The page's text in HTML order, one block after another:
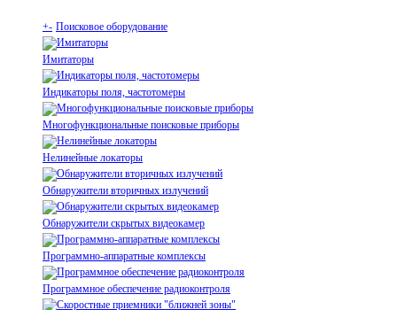
+- Поисковое оборудование
Имитаторы
Индикаторы поля, частотомеры
Многофункциональные поисковые приборы
Нелинейные локаторы
Обнаружители вторичных излучений
Обнаружители скрытых видеокамер
Программно-аппаратные комплексы
Программное обеспечение радиоконтроля